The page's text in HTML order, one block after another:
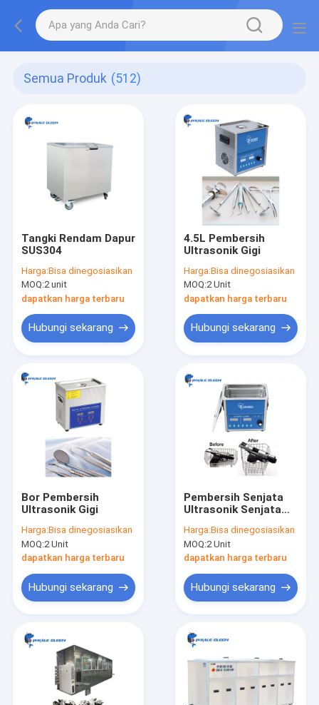
Semua Produk (512)
Tangki Rendam Dapur
SUS304
Harga:Bisa dinegosiasikan
MOQ:2 unit
dapatkan harga terbaru
Hubungi sekarang
4.5L Pembersih
Ultrasonik Gigi
Harga:Bisa dinegosiasikan
MOQ:2 Unit
dapatkan harga terbaru
Hubungi sekarang
Bor Pembersih
Ultrasonik Gigi
Harga:Bisa dinegosiasikan
MOQ:2 Unit
dapatkan harga terbaru
Hubungi sekarang
Pembersih Senjata
Ultrasonik Senjata
Harga:Bisa dinegosiasikan
MOQ:2 Unit
dapatkan harga terbaru
Hubungi sekarang